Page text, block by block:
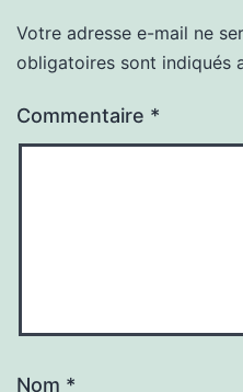
Votre adresse e-mail ne
obligatoires sont indiqués
Commentaire *
Nom *